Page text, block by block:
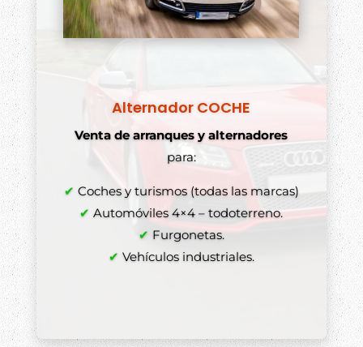
Alternador COCHE
Venta de arranques y alternadores
para:
✔ Coches y turismos (todas las marcas)
✔ Automóviles 4×4 – todoterreno.
✔ Furgonetas.
✔ Vehículos industriales.